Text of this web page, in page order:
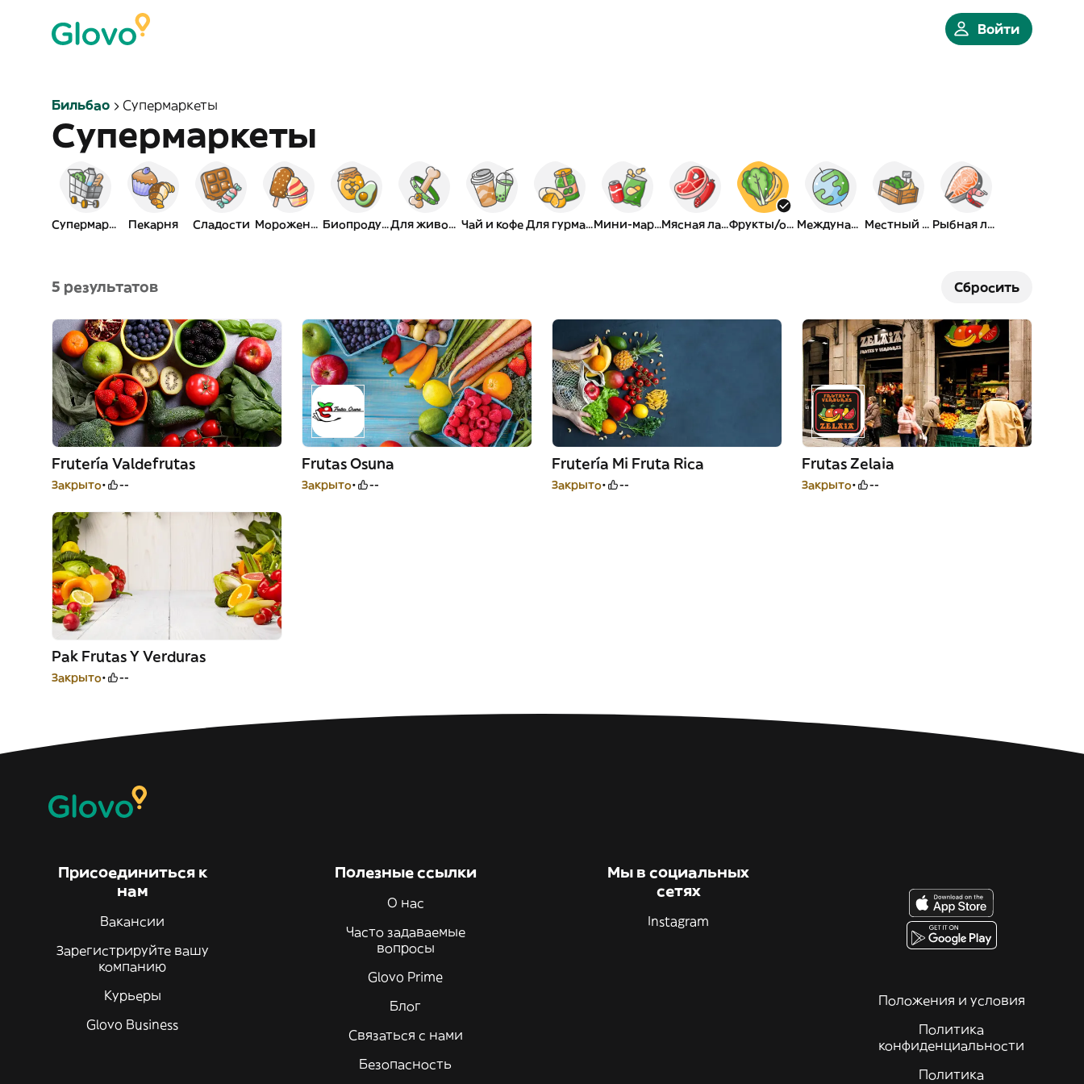
Войти
Бильбао Супермаркеты
Супермаркеты
Супермаркет Пекарня Сладости Мороженое Биопродукты Для животных Чай и кофе Для гурманов Мини-маркет Мясная лавка Фрукты/овощи Международная Местный рынок Рыбная лавка
5 результатов Сбросить
Frutería Valdefrutas
Закрыто --
Frutas Osuna
Закрыто --
Frutería Mi Fruta Rica
Закрыто --
Frutas Zelaia
Закрыто --
Pak Frutas Y Verduras
Закрыто --
Присоединиться к
нам
Вакансии
Зарегистрируйте вашу
компанию
Курьеры
Glovo Business
Полезные ссылки
О нас
Часто задаваемые
вопросы
Glovo Prime
Блог
Связаться с нами
Безопасность
Мы в социальных
сетях
Instagram
Положения и условия
Политика
конфиденциальности
Политика